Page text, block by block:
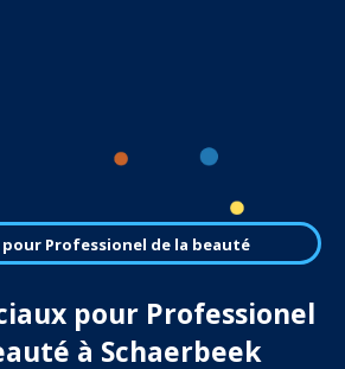
pour Professionel de la beauté
pour Professionel
à Schaerbeek